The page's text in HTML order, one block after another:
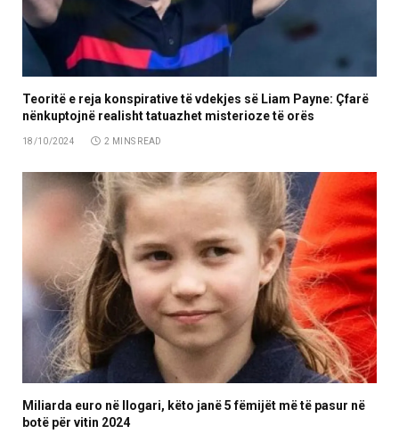
Teoritë e reja konspirative të vdekjes së Liam Payne: Çfarë
nënkuptojnë realisht tatuazhet misterioze të orës
18/10/2024 2 MINS READ
Miliarda euro në llogari, këto janë 5 fëmijët më të pasur në
botë për vitin 2024